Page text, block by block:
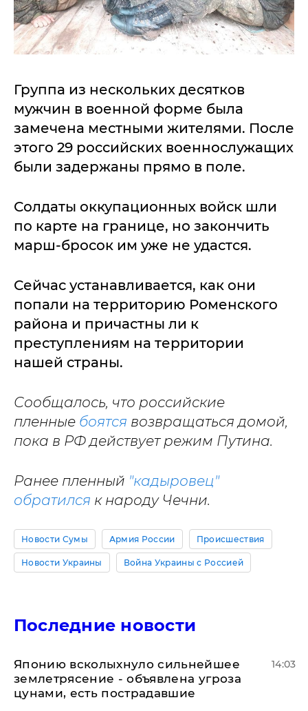
Группа из нескольких десятков
мужчин в военной форме была
замечена местными жителями. После
этого 29 российских военнослужащих
были задержаны прямо в поле.
Солдаты оккупационных войск шли
по карте на границе, но закончить
марш-бросок им уже не удастся.
Сейчас устанавливается, как они
попали на территорию Роменского
района и причастны ли к
преступлениям на территории
нашей страны.
Сообщалось, что российские
пленные боятся возвращаться домой,
пока в РФ действует режим Путина.
Ранее пленный "кадыровец"
обратился к народу Чечни.
Новости Сумы Армия России Происшествия
Новости Украины Война Украины с Россией
Последние новости
Японию всколыхнуло сильнейшее
землетрясение - объявлена угроза
цунами, есть пострадавшие
14:03